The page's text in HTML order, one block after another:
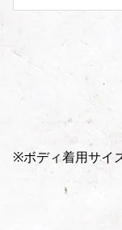
※ボディ着用サイ